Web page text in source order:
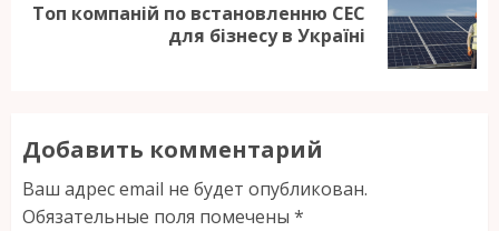
Следующая
Топ компаній по встановленню СЕС
для бізнесу в Україні
Добавить комментарий
Ваш адрес email не будет опубликован.
Обязательные поля помечены *